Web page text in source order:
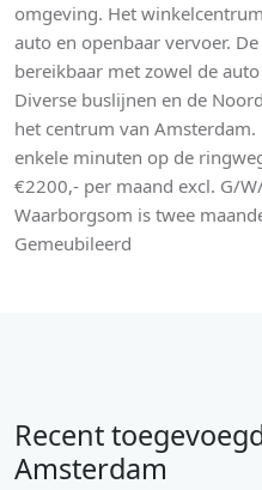
omgeving. Het
auto en openbaar vervoer.
bereikbaar met zowel de
Diverse buslijnen en de
het centrum van
enkele minuten op de
€2200,- per maand excl. G/
Waarborgsom is twee
Gemeubileerd
Recent
Amsterdam